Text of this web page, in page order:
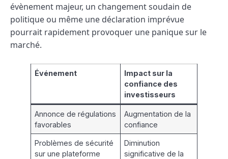
évènement majeur, un changement soudain de
politique ou même une déclaration imprévue
pourrait rapidement provoquer une panique sur le
marché.
Événement
Impact sur la
confiance des
investisseurs
Annonce de régulations
favorables
Augmentation de la
confiance
Problèmes de sécurité
sur une plateforme
Diminution
significative de la